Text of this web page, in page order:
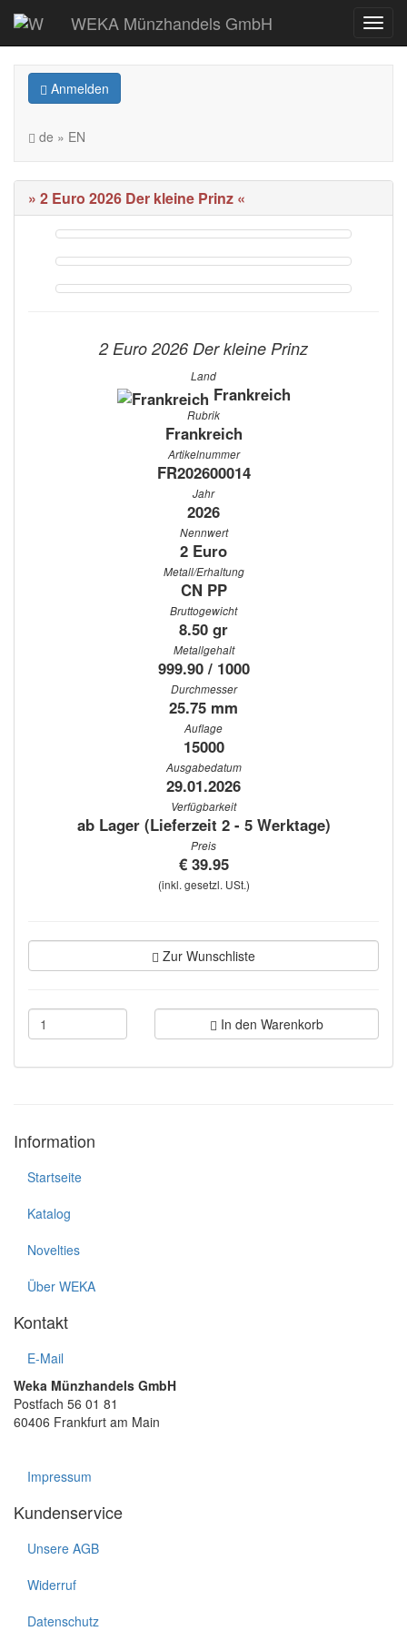
WEKA Münzhandels GmbH
Anmelden
de » EN
» 2 Euro 2026 Der kleine Prinz «
2 Euro 2026 Der kleine Prinz
Land
Frankreich
Rubrik
Frankreich
Artikelnummer
FR202600014
Jahr
2026
Nennwert
2 Euro
Metall/Erhaltung
CN PP
Bruttogewicht
8.50 gr
Metallgehalt
999.90 / 1000
Durchmesser
25.75 mm
Auflage
15000
Ausgabedatum
29.01.2026
Verfügbarkeit
ab Lager (Lieferzeit 2 - 5 Werktage)
Preis
€ 39.95
(inkl. gesetzl. USt.)
Zur Wunschliste
In den Warenkorb
Information
Startseite
Katalog
Novelties
Über WEKA
Kontakt
E-Mail
Weka Münzhandels GmbH
Postfach 56 01 81
60406 Frankfurt am Main
Impressum
Kundenservice
Unsere AGB
Widerruf
Datenschutz